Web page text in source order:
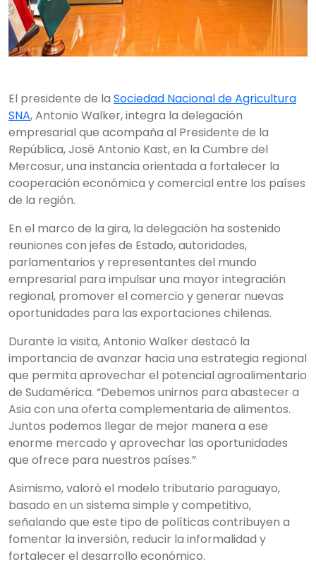
El presidente de la Sociedad Nacional de Agricultura
SNA, Antonio Walker, integra la delegación
empresarial que acompaña al Presidente de la
República, José Antonio Kast, en la Cumbre del
Mercosur, una instancia orientada a fortalecer la
cooperación económica y comercial entre los países
de la región.
En el marco de la gira, la delegación ha sostenido
reuniones con jefes de Estado, autoridades,
parlamentarios y representantes del mundo
empresarial para impulsar una mayor integración
regional, promover el comercio y generar nuevas
oportunidades para las exportaciones chilenas.
Durante la visita, Antonio Walker destacó la
importancia de avanzar hacia una estrategia regional
que permita aprovechar el potencial agroalimentario
de Sudamérica. “Debemos unirnos para abastecer a
Asia con una oferta complementaria de alimentos.
Juntos podemos llegar de mejor manera a ese
enorme mercado y aprovechar las oportunidades
que ofrece para nuestros países.”
Asimismo, valoró el modelo tributario paraguayo,
basado en un sistema simple y competitivo,
señalando que este tipo de políticas contribuyen a
fomentar la inversión, reducir la informalidad y
fortalecer el desarrollo económico.